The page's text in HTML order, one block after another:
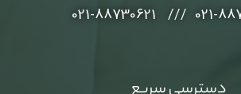
021-88733880